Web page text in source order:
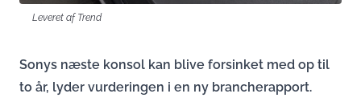
Leveret af Trend
Sonys næste konsol kan blive forsinket med op til
to år, lyder vurderingen i en ny brancherapport.